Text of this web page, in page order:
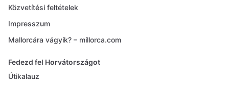
Közvetítési feltételek
Impresszum
Mallorcára vágyik? – millorca.com
Fedezd fel Horvátországot
Útikalauz